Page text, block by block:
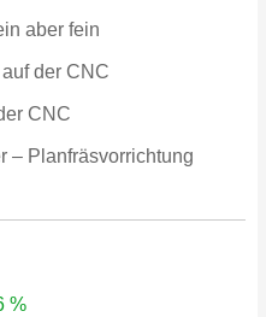
aber fein
der CNC
CNC
– Planfräsvorrichtung
%